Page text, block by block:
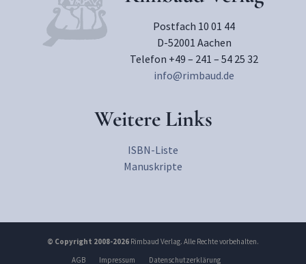
Postfach 10 01 44
D-52001 Aachen
Telefon +49 – 241 – 54 25 32
info@rimbaud.de
Weitere Links
ISBN-Liste
Manuskripte
© Copyright 2008-2026 Rimbaud Verlag. Alle Rechte vorbehalten.
AGB
Impressum Datenschutzerklärung